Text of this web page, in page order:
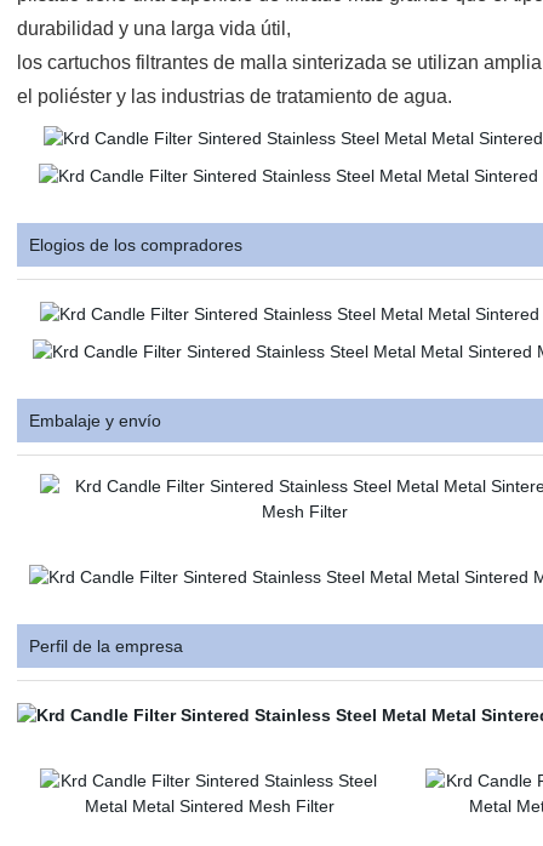
durabilidad y una larga vida útil,
los cartuchos filtrantes de malla sinterizada se utilizan
el poliéster y las industrias de tratamiento de agua.
Elogios de los compradores
Embalaje y envío
Perfil de la empresa